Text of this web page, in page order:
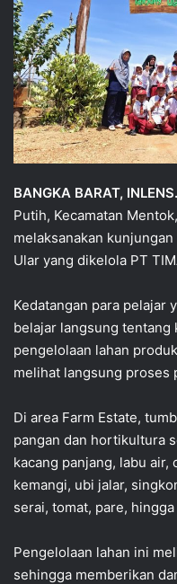
BANGKA BARAT,
Putih, Kecamatan
melaksanakan
Ular yang dikelola PT
Kedatangan para pelajar
belajar langsung tentang
pengelolaan lahan
melihat langsung proses
Di area Farm Estate,
pangan dan hortikultura
kacang panjang, labu air,
kemangi, ubi jalar,
serai, tomat, pare, hingga
Pengelolaan lahan ini
sehingga memberikan